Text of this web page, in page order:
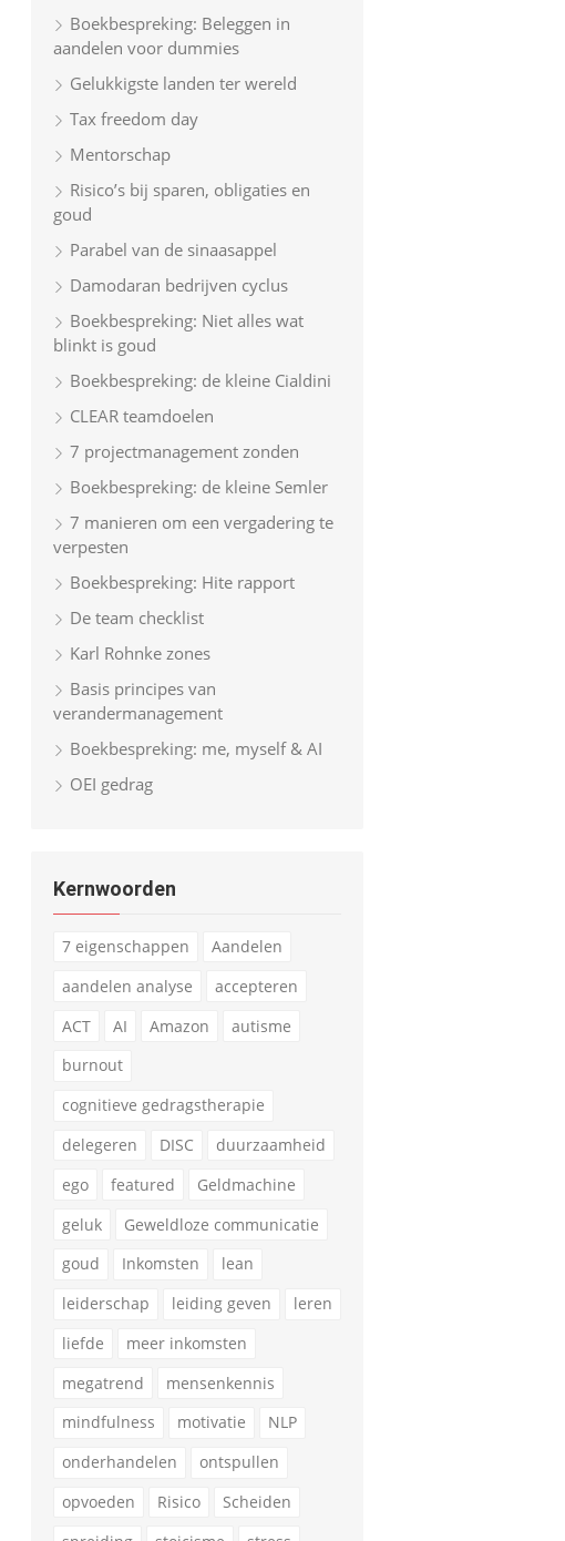
Boekbespreking: Beleggen in
aandelen voor dummies
Gelukkigste landen ter wereld
Tax freedom day
Mentorschap
Risico’s bij sparen, obligaties en
goud
Parabel van de sinaasappel
Damodaran bedrijven cyclus
Boekbespreking: Niet alles wat
blinkt is goud
Boekbespreking: de kleine Cialdini
CLEAR teamdoelen
7 projectmanagement zonden
Boekbespreking: de kleine Semler
7 manieren om een vergadering te
verpesten
Boekbespreking: Hite rapport
De team checklist
Karl Rohnke zones
Basis principes van
verandermanagement
Boekbespreking: me, myself & AI
OEI gedrag
Kernwoorden
7 eigenschappen
Aandelen
aandelen analyse
accepteren
ACT
AI Amazon
autisme
burnout
cognitieve gedragstherapie
delegeren
DISC
duurzaamheid
ego
featured
Geldmachine
geluk
Geweldloze communicatie
goud
Inkomsten
lean
leiderschap
leiding geven
leren
liefde
meer inkomsten
megatrend
mensenkennis
mindfulness
motivatie
NLP
onderhandelen
ontspullen
opvoeden
Risico
Scheiden